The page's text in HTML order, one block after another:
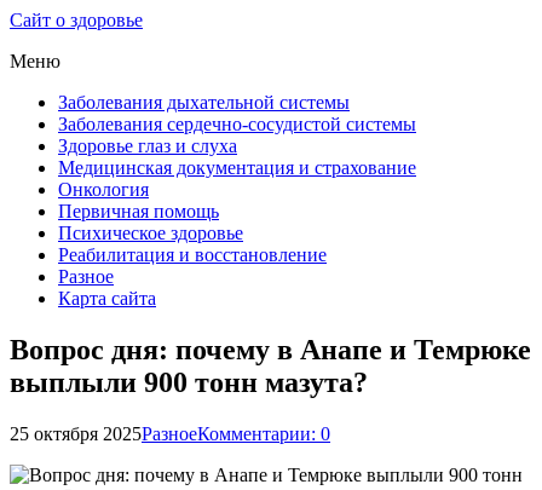
Сайт о здоровье
Меню
Заболевания дыхательной системы
Заболевания сердечно-сосудистой системы
Здоровье глаз и слуха
Медицинская документация и страхование
Онкология
Первичная помощь
Психическое здоровье
Реабилитация и восстановление
Разное
Карта сайта
Вопрос дня: почему в Анапе и Темрюке
выплыли 900 тонн мазута?
25 октября 2025РазноеКомментарии: 0